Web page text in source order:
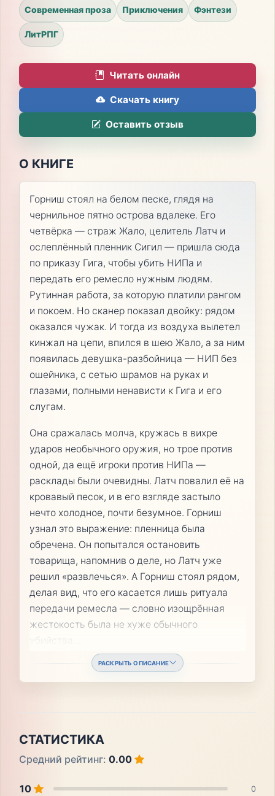
Современная проза Приключения Фэнтези
ЛитРПГ
Читать онлайн
Скачать книгу
Оставить отзыв
О КНИГЕ
Горниш стоял на белом песке, глядя на
чернильное пятно острова вдалеке. Его
четвёрка — страж Жало, целитель Латч и
ослеплённый пленник Сигил — пришла сюда
по приказу Гига, чтобы убить НИПа и
передать его ремесло нужным людям.
Рутинная работа, за которую платили рангом
и покоем. Но сканер показал двойку: рядом
оказался чужак. И тогда из воздуха вылетел
кинжал на цепи, впился в шею Жало, а за ним
появилась девушка-разбойница — НИП без
ошейника, с сетью шрамов на руках и
глазами, полными ненависти к Гига и его
слугам.
Она сражалась молча, кружась в вихре
ударов необычного оружия, но трое против
одной, да ещё игроки против НИПа —
расклады были очевидны. Латч повалил её на
кровавый песок, и в его взгляде застыло
нечто холодное, почти безумное. Горниш
узнал это выражение: пленница была
обречена. Он попытался остановить
товарища, напомнив о деле, но Латч уже
решил «развлечься». А Горниш стоял рядом,
делая вид, что его касается лишь ритуала
передачи ремесла — словно изощрённая
жестокость была не хуже обычного
РАСКРЫТЬ ОПИСАНИЕ
СТАТИСТИКА
Средний рейтинг: 0.00
10 0